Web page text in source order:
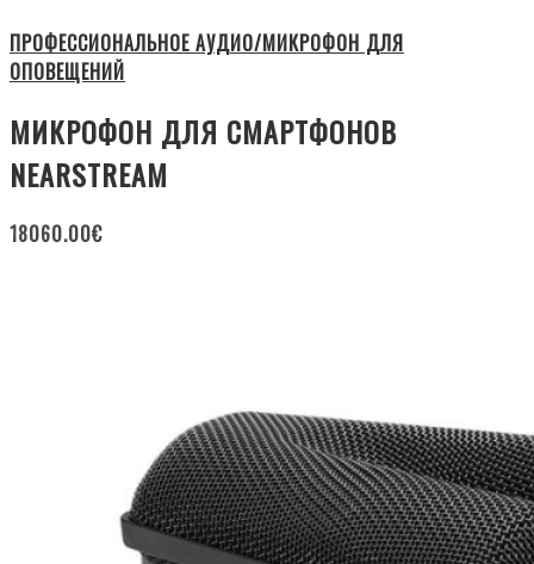
ПРОФЕССИОНАЛЬНОЕ АУДИО/МИКРОФОН ДЛЯ
ОПОВЕЩЕНИЙ
МИКРОФОН ДЛЯ СМАРТФОНОВ
NEARSTREAM
18060.00€